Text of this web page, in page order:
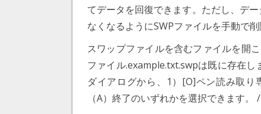
てデータを回復できます。ただし、デ
なくなるようにSWPファイルを手動で削
スワップファイルを含むファイルを開
ファイル.example.txt.swpは既に存在
ダイアログから、1）[O]ペン読み取り
（A）終了のいずれかを選択できます。